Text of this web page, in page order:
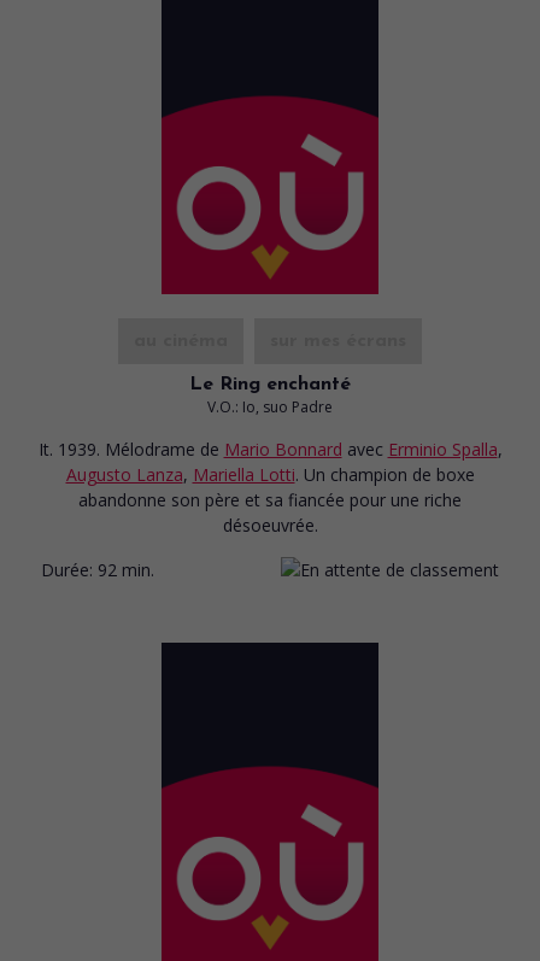
Le Ring enchanté
V.O.: Io, suo Padre
It. 1939. Mélodrame de Mario Bonnard avec Erminio Spalla,
Augusto Lanza, Mariella Lotti. Un champion de boxe
abandonne son père et sa fiancée pour une riche
désoeuvrée.
Durée: 92 min.